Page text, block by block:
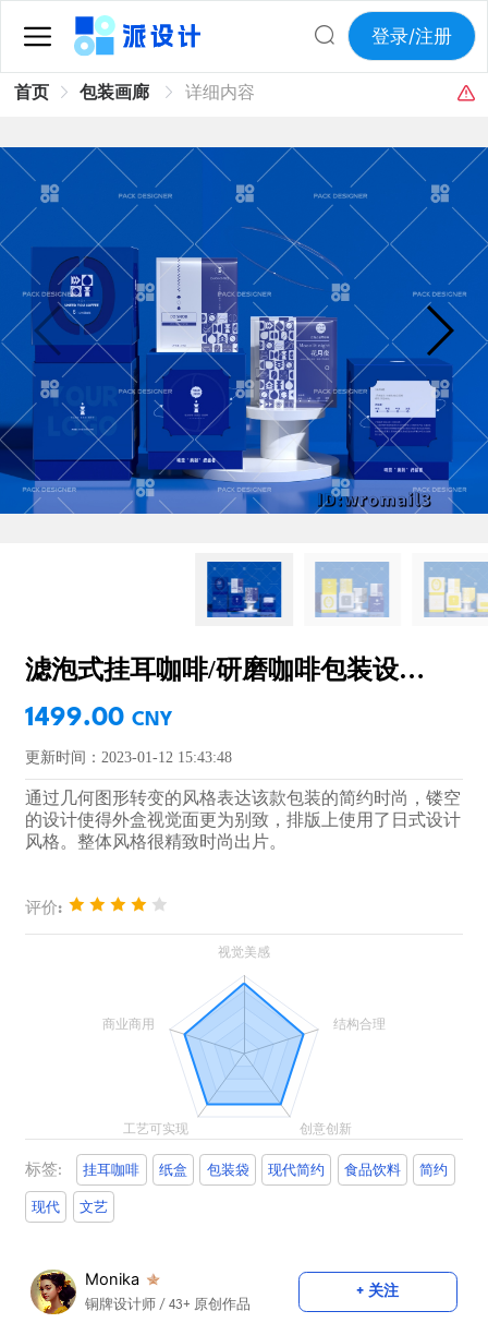
登录/注册
首页 包装画廊 详细内容
滤泡式挂耳咖啡/研磨咖啡包装设计套装
1499.00 CNY
更新时间：2023-01-12 15:43:48
通过几何图形转变的风格表达该款包装的简约时尚，镂空
的设计使得外盒视觉面更为别致，排版上使用了日式设计
风格。整体风格很精致时尚出片。
评价:
标签: 挂耳咖啡 纸盒 包装袋 现代简约 食品饮料 简约
现代 文艺
Monika
铜牌设计师 / 43+ 原创作品
+ 关注